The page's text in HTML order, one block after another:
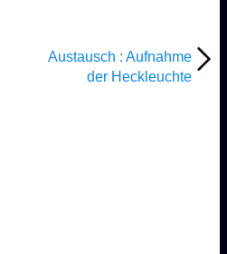
Austausch : Aufnahme
der Heckleuchte